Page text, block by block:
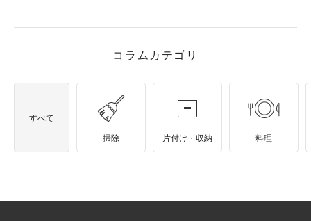
コラムカテゴリ
すべて
掃除 片付け・収納 料理